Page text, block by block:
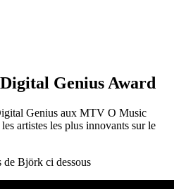
Genius Award
Genius aux MTV O Music
artistes les plus innovants sur le
de Björk ci dessous